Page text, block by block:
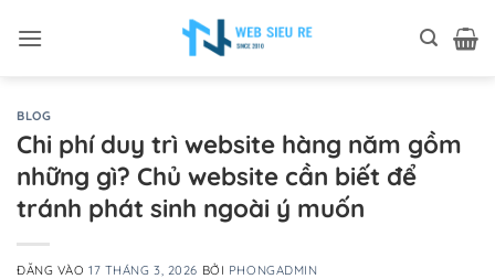
qua
BLOG
Chi phí duy trì website hàng năm gồm
những gì? Chủ website cần biết để
tránh phát sinh ngoài ý muốn
ĐĂNG VÀO17 THÁNG 3, 2026 BỞI PHONGADMIN